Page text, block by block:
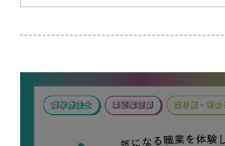
か？など、気になることを聞
ご参加を心よりお待ちしてお
ール(予定)【志望学科が決ま